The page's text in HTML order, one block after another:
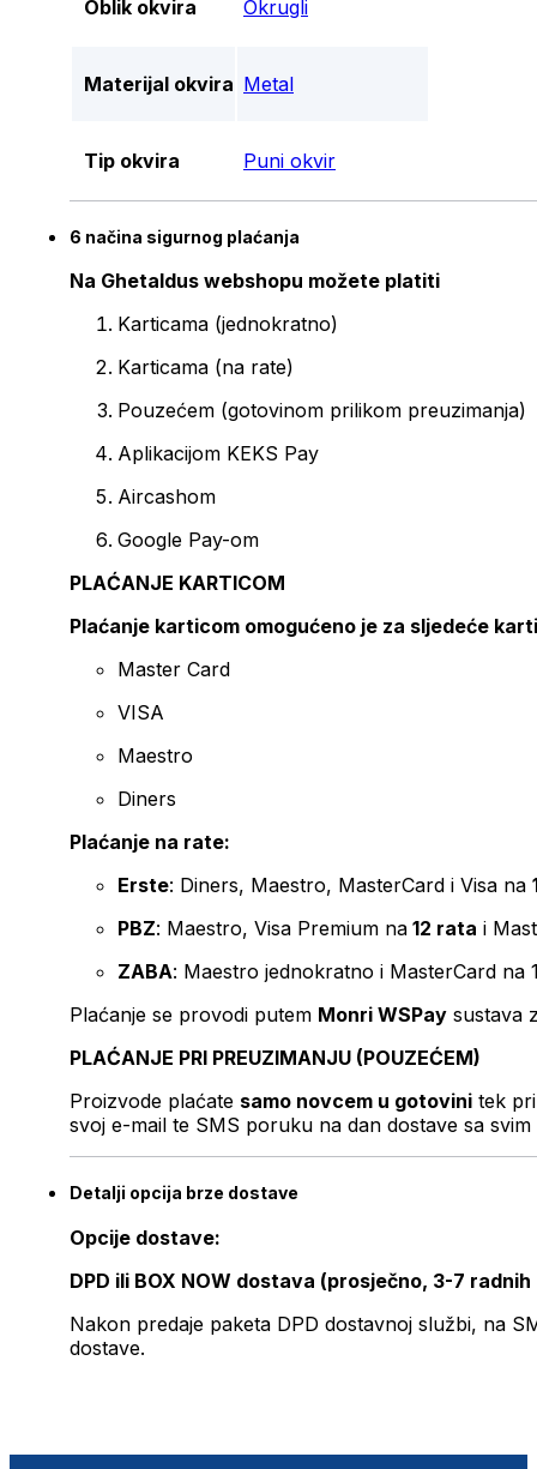
Oblik okvira Okrugli
Materijal okvira Metal
Tip okvira Puni okvir
6 načina sigurnog plaćanja
Na Ghetaldus webshopu možete platiti
Karticama (jednokratno)
Karticama (na rate)
Pouzećem (gotovinom prilikom preuzimanja)
Aplikacijom KEKS Pay
Aircashom
Google Pay-om
PLAĆANJE KARTICOM
Plaćanje karticom omogućeno je za sljedeće
Master Card
VISA
Maestro
Diners
Plaćanje na rate:
Erste: Diners, Maestro, MasterCard i Visa na
PBZ: Maestro, Visa Premium na 12 rata i
ZABA: Maestro jednokratno i MasterCard na
Plaćanje se provodi putem Monri WSPay sustava
PLAĆANJE PRI PREUZIMANJU (POUZEĆEM)
Proizvode plaćate samo novcem u gotovini tek
svoj e-mail te SMS poruku na dan dostave sa svim
Detalji opcija brze dostave
Opcije dostave:
DPD ili BOX NOW dostava (prosječno, 3-7 radnih
Nakon predaje paketa DPD dostavnoj službi, na
dostave.